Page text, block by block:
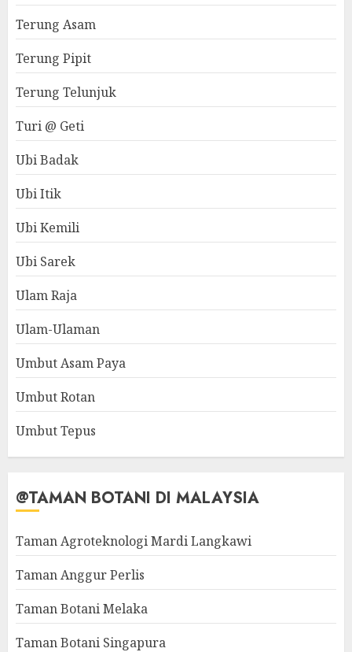
Terung Asam
Terung Pipit
Terung Telunjuk
Turi @ Geti
Ubi Badak
Ubi Itik
Ubi Kemili
Ubi Sarek
Ulam Raja
Ulam-Ulaman
Umbut Asam Paya
Umbut Rotan
Umbut Tepus
@TAMAN BOTANI DI MALAYSIA
Taman Agroteknologi Mardi Langkawi
Taman Anggur Perlis
Taman Botani Melaka
Taman Botani Singapura